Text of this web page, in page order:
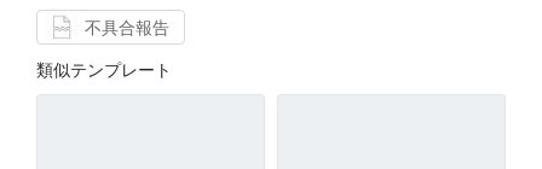
不具合報告
類似テンプレート